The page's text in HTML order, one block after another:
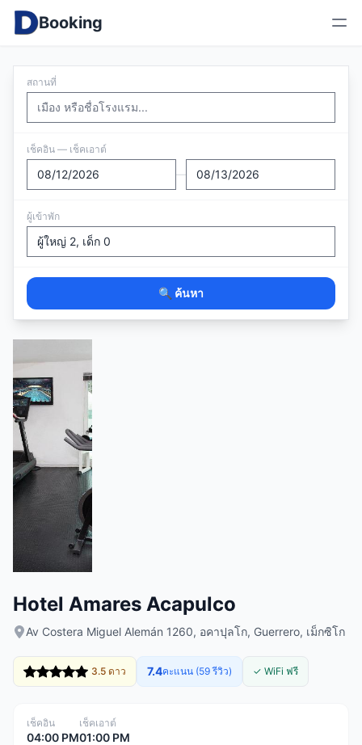
Booking
สถานที่
เช็คอิน — เช็คเอาต์
—
ผู้เข้าพัก
🔍 ค้นหา
Hotel Amares Acapulco
Av Costera Miguel Alemán 1260, อคาปุลโก, Guerrero, เม็กซิโก
3.5 ดาว 7.4คะแนน (59 รีวิว) ✓ WiFi ฟรี
เช็คอิน
04:00 PM
เช็คเอาต์
01:00 PM